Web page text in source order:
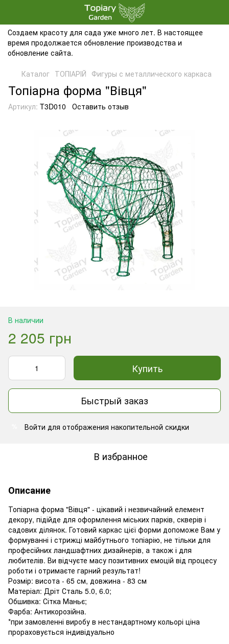
Создаем красоту для сада уже много лет. В настоящее
время продолжается обновление производства и
обновление сайта.
Каталог ТОПІАРІЙ Фигуры с металлического каркаса
Топіарна форма "Вівця"
Артикул: T3D010 Оставить отзыв
В наличии
2 205 грн
Купить
Быстрый заказ
Войти для отображения накопительной скидки
В избранное
Описание
Топіарна форма "Вівця" - цікавий і незвичайний елемент
декору, підійде для оформлення міських парків, скверів і
садових ділянок. Готовий каркас цієї форми допоможе Вам у
формуванні і стрижці майбутнього топіарію, не тільки для
професійних ландшафтних дизайнерів, а також і для
любителів. Ви відчуєте масу позитивних емоцій від процесу
роботи і отримаєте гарний результат!
Розмір: висота - 65 см, довжина - 83 см
Матеріал: Дріт Сталь 5.0, 6.0;
Обшивка: Сітка Маньє;
Фарба: Антикорозійна.
*при замовленні виробу в нестандартному кольорі ціна
прораховується індивідуально